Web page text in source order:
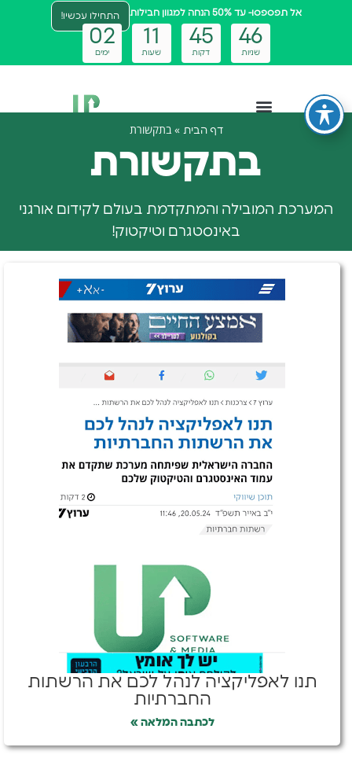
02
ימים
1 1
שעות
45
דקות
45
שניות
אל תפספסו- עד 50% הנחה למגוון חבילות התחילו עכשיו!
דף הבית »בתקשורת
בתקשורת
המערכת המובילה והמתקדמת בעולם לקידום אורגני
באינסטגרם וטיקטוק!
תנו לאפליקציה לנהל לכם את הרשתות
החברתיות
לכתבה המלאה »